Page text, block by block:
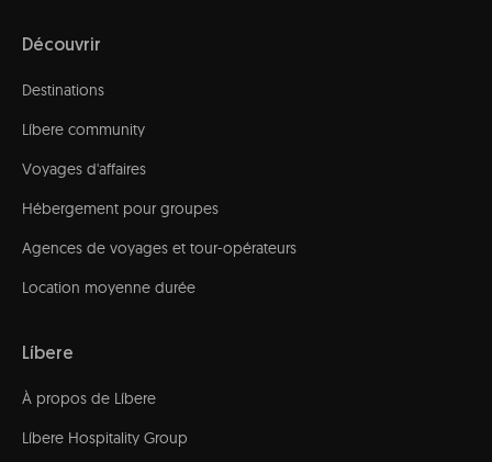
Découvrir
Destinations
Líbere community
Voyages d'affaires
Hébergement pour groupes
Agences de voyages et tour-opérateurs
Location moyenne durée
Líbere
À propos de Líbere
Líbere Hospitality Group